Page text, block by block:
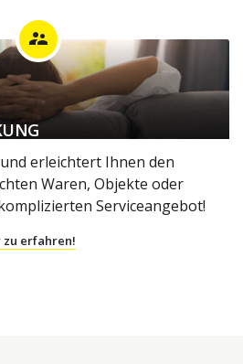
supervisor_account
erleichtert Ihnen den
Waren, Objekte oder
Serviceangebot!
zu erfahren!